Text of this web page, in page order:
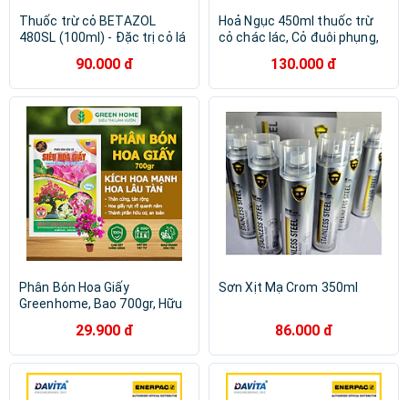
Thuốc trừ cỏ BETAZOL
480SL (100ml) - Đặc trị cỏ lá
xuyến chi…90.000 đ
Hoả Ngục 450ml thuốc trừ
cỏ chác lác, Cỏ đuôi phụng,
130.000 đ
Phân Bón Hoa Giấy
Greenhome, Bao 700gr, Hữu
Tạo Tán, Ra Bông Nhiều, Lâu
Tàn
29.900 đ
Sơn Xịt Mạ Crom 350ml
86.000 đ